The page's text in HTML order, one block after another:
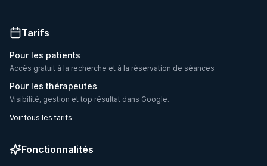
Tarifs
Pour les patients
Accès gratuit à la recherche et à la réservation de séances
Pour les thérapeutes
Visibilité, gestion et top résultat dans Google.
Voir tous les tarifs
Fonctionnalités